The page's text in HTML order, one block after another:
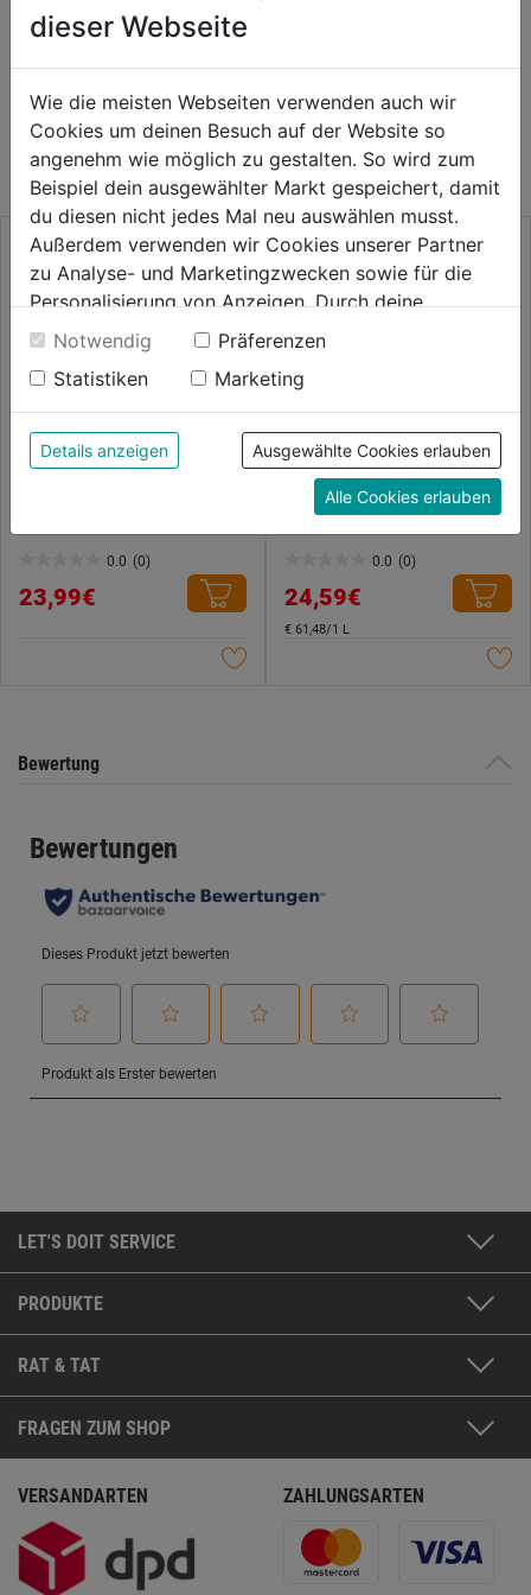
WEITERE PRODUKTE AUS DIESER
KATEGORIE
0.0 (0)
von
23,99€
Grundierspray Haft f.Alu
400ml grau
0.0 (0)
von
5
24,59€
€ 61,48/1 L
Bewertung
LET'S DOIT SERVICE
PRODUKTE
RAT & TAT
FRAGEN ZUM SHOP
VERSANDARTEN ZAHLUNGSARTEN
dieser Webseite
Wie die meisten Webseiten verwenden auch wir
Cookies um deinen Besuch auf der Website so
angenehm wie möglich zu gestalten. So wird zum
Beispiel dein ausgewählter Markt gespeichert, damit
du diesen nicht jedes Mal neu auswählen musst.
Außerdem verwenden wir Cookies unserer Partner
zu Analyse- und Marketingzwecken sowie für die
Personalisierung von Anzeigen. Durch deine
Einwilligung werden die Daten von Drittanbieter,
unter anderem auch in den USA, verarbeitet.
Durch Klick auf "Alle Cookies erlauben" stimmst du
der Verwendung aller Cookies zu. Unter "Details
anzeigen" findest du alle Infos zu den
unterschiedlichen Cookies, unter "Cookies
Konfigurieren" kannst du auswählen, welche Cookies
du zulassen möchtest und welche nicht.
Weitere Informationen findest du in unserer
Datenschutzerklärung.
Notwendig
Präferenzen
Statistiken
Marketing
Details anzeigen Ausgewählte Cookies erlauben
Alle Cookies erlauben